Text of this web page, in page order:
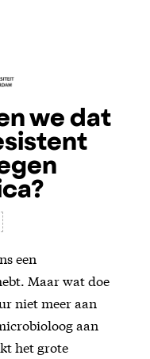
we dat
een
Maar wat doe
niet meer aan
aan
het grote